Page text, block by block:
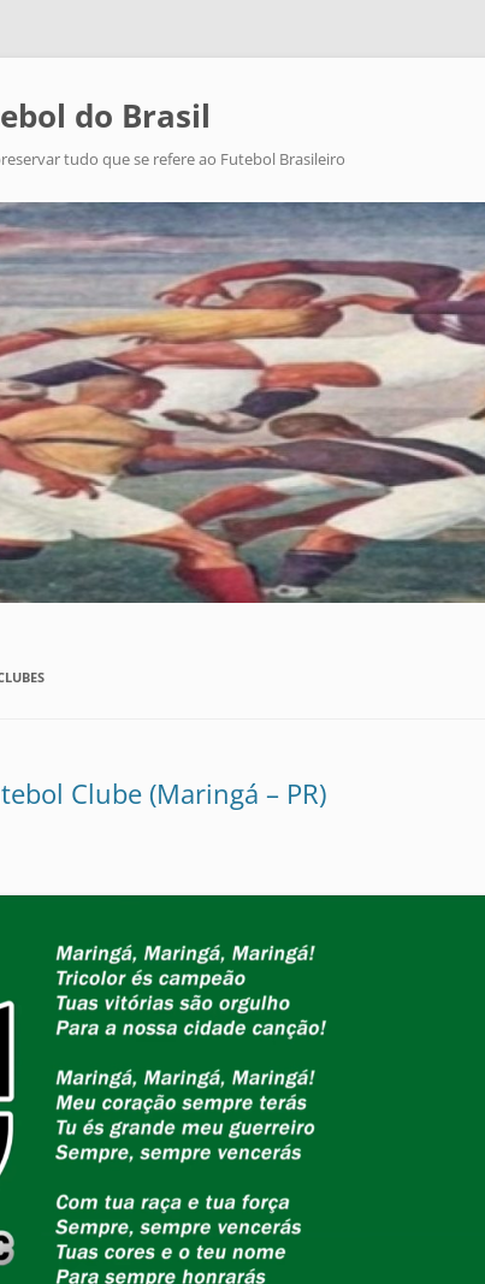
do Brasil
tudo que se refere ao Futebol Brasileiro
Clube (Maringá – PR)